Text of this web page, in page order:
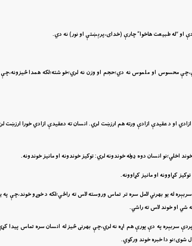
او “له طبيعت هاخوا” چارې (خداى،پرېښتې او نور) نه دي.
دي،چې محسوس او ملموس نه دي؛حجم او وزن نه لري؛خو شته؛لکه همدا
ازادي او د عقيدې ازادې ورته هم ارزښت لري. انسان ته دعقيدې ازادي خورا
اخلي؛نو انسان دوه ډوله خوندونه لري: توکيز خوندونه او مانيز خوندونه.
کړاوونه او مانيز کړاوونه.
له يو بهرني لامل سره تر تماس وروسته لاس ته راځي؛لکه د خوړو خوند،چې په
شي او خوند لاس ته راشي.
سربېره په دې پورې هم اړه نه لري،چې بهرنى څيز له انسان سره تماس پيدا
شوى؛نو دا خبره خوند ورکوي.